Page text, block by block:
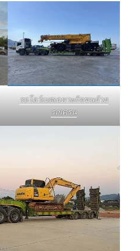
รถโลว์เบดเฉพาะกิจขนย้าย
รถเครน